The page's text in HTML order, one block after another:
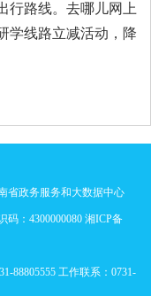
行路线。去哪儿网上
学线路立减活动，降
省政务服务和大数据中心
码：4300000080 湘ICP备
88805555 工作联系：0731-